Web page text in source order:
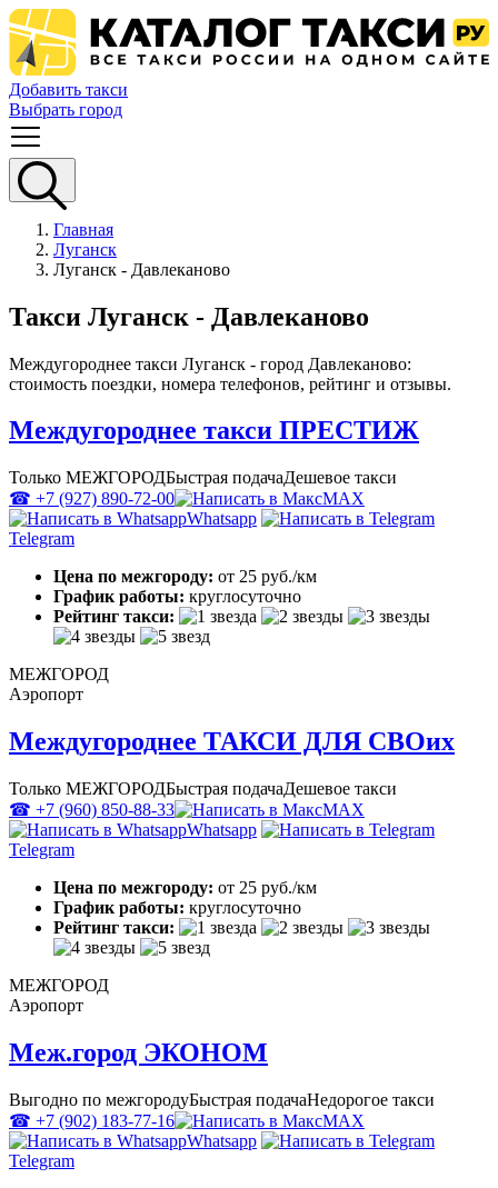
Добавить такси
Выбрать город
Главная
Луганск
Луганск - Давлеканово
Такси Луганск - Давлеканово
Междугороднее такси Луганск - город Давлеканово:
стоимость поездки, номера телефонов, рейтинг и отзывы.
Междугороднее такси ПРЕСТИЖ
Только МЕЖГОРОДБыстрая подачаДешевое такси
☎ +7 (927) 890-72-00
MAX
Whatsapp
Telegram
Цена по межгороду: от 25 руб./км
График работы: круглосуточно
Рейтинг такси:
МЕЖГОРОД
Аэропорт
Междугороднее ТАКСИ ДЛЯ СВОих
Только МЕЖГОРОДБыстрая подачаДешевое такси
☎ +7 (960) 850-88-33
MAX
Whatsapp
Telegram
Цена по межгороду: от 25 руб./км
График работы: круглосуточно
Рейтинг такси:
МЕЖГОРОД
Аэропорт
Меж.город ЭКОНОМ
Выгодно по межгородуБыстрая подачаНедорогое такси
☎ +7 (902) 183-77-16
MAX
Whatsapp
Telegram